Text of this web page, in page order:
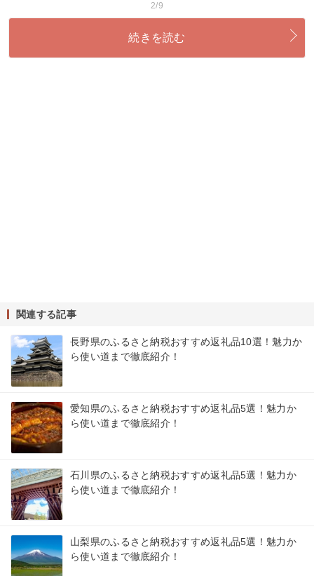
2/9
続きを読む
関連する記事
長野県のふるさと納税おすすめ返礼品10選！魅力か
ら使い道まで徹底紹介！
愛知県のふるさと納税おすすめ返礼品5選！魅力か
ら使い道まで徹底紹介！
石川県のふるさと納税おすすめ返礼品5選！魅力か
ら使い道まで徹底紹介！
山梨県のふるさと納税おすすめ返礼品5選！魅力か
ら使い道まで徹底紹介！